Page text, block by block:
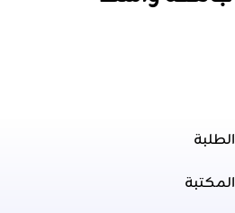
الطلبة
المكتبة